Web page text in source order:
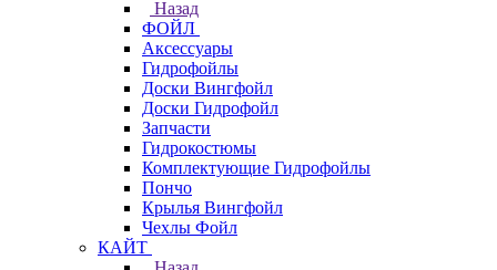
Назад
ФОЙЛ
Аксессуары
Гидрофойлы
Доски Вингфойл
Доски Гидрофойл
Запчасти
Гидрокостюмы
Комплектующие Гидрофойлы
Пончо
Крылья Вингфойл
Чехлы Фойл
КАЙТ